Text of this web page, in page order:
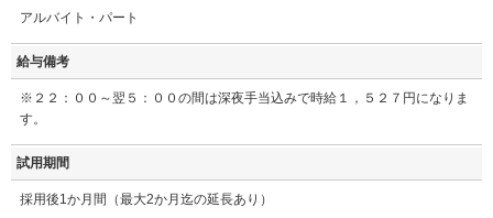
アルバイト・パート
給与備考
※２２：００～翌５：００の間は深夜手当込みで時給１，５２７円になりま
す。
試用期間
採用後1か月間（最大2か月迄の延長あり）